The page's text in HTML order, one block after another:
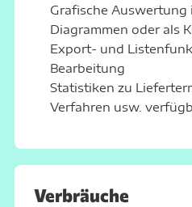
Grafische Auswertung
Diagrammen oder als
Export- und
Bearbeitung
Statistiken zu
Verfahren usw.
Verbräuche